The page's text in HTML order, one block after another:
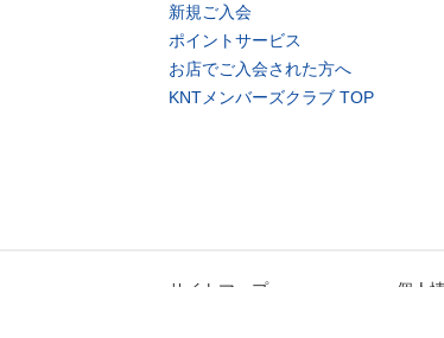
新規ご入会
ポイントサービス
お店でご入会された方へ
KNTメンバーズクラブ TOP
サイトマップ 個人